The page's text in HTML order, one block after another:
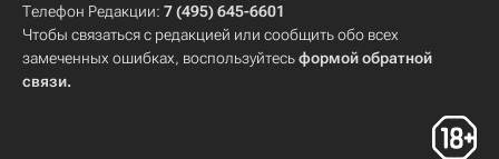
Телефон Редакции: 7 (495) 645-6601
Чтобы связаться с редакцией или сообщить обо всех
замеченных ошибках, воспользуйтесьформой обратной
связи.